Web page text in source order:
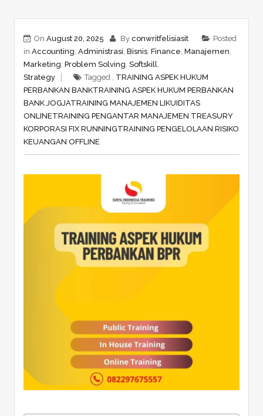
On August 20, 2025 By conwritfelisiasit
Posted
in Accounting, Administrasi, Bisnis, Finance, Manajemen,
Marketing, Problem Solving, Softskill,
Strategy
Tagged , TRAINING ASPEK HUKUM
PERBANKAN BANKTRAINING ASPEK HUKUM PERBANKAN
BANK JOGJATRAINING MANAJEMEN LIKUIDITAS
ONLINETRAINING PENGANTAR MANAJEMEN TREASURY
KORPORASI FIX RUNNINGTRAINING PENGELOLAAN RISIKO
KEUANGAN OFFLINE